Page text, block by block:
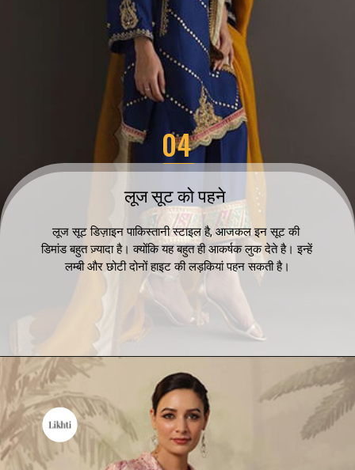
लूज सूट को पहने
लूज सूट डिज़ाइन पाकिस्तानी स्टाइल है, आजकल इन सूट की
डिमांड बहुत ज़्यादा है। क्योंकि यह बहुत ही आकर्षक लुक देते है। इन्हें
लम्बी और छोटी दोनों हाइट की लड़कियां पहन सकती है।
04